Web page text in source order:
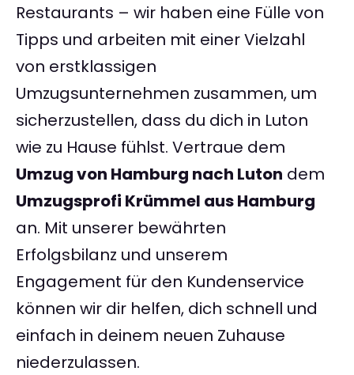
Restaurants – wir haben eine Fülle von
Tipps und arbeiten mit einer Vielzahl
von erstklassigen
Umzugsunternehmen zusammen, um
sicherzustellen, dass du dich in Luton
wie zu Hause fühlst. Vertraue dem
Umzug von Hamburg nach Luton dem
Umzugsprofi Krümmel aus Hamburg
an. Mit unserer bewährten
Erfolgsbilanz und unserem
Engagement für den Kundenservice
können wir dir helfen, dich schnell und
einfach in deinem neuen Zuhause
niederzulassen.